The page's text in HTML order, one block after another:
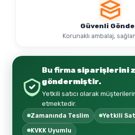
Güvenli
Korunaklı ambalaj,
Bu firma siparişlerini
göndermiştir.
Yetkili satıcı olarak
etmektedir.
Zamanında Teslim Yetkili
KVKK Uyumlu